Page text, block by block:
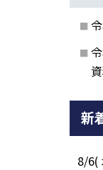
新
8/6(